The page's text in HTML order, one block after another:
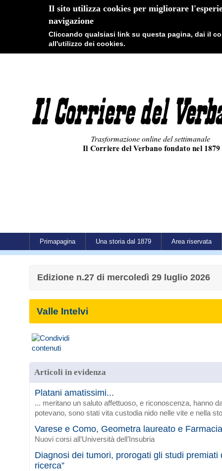
Il sito utilizza cookies per migliorare
navigazione
Cliccando qualsiasi link su questa pagina, dai il
all'utilizzo dei cookies.
Primapagina Una storia dal 1879 Area riservata
Edizione n.27 di mercoledì 29 luglio 2026
Valle Intelvi
Articoli in evidenza
Platani amatissimi...
... meritano un saluto affettuoso, e riconoscenza, hanno
potevano, sono stati vita custodia nido nelle vite e nella
Varese e Como, Geometra laureato e Farmacia
Nuovi corsi all’Università dell’Insubria
Diagnosi dei tumori, prorogati gli studi premiati
ricerca”